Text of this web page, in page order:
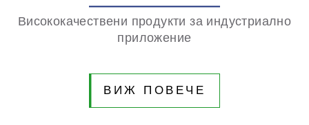
Висококачествени продукти за индустриално
приложение
ВИЖ ПОВЕЧЕ